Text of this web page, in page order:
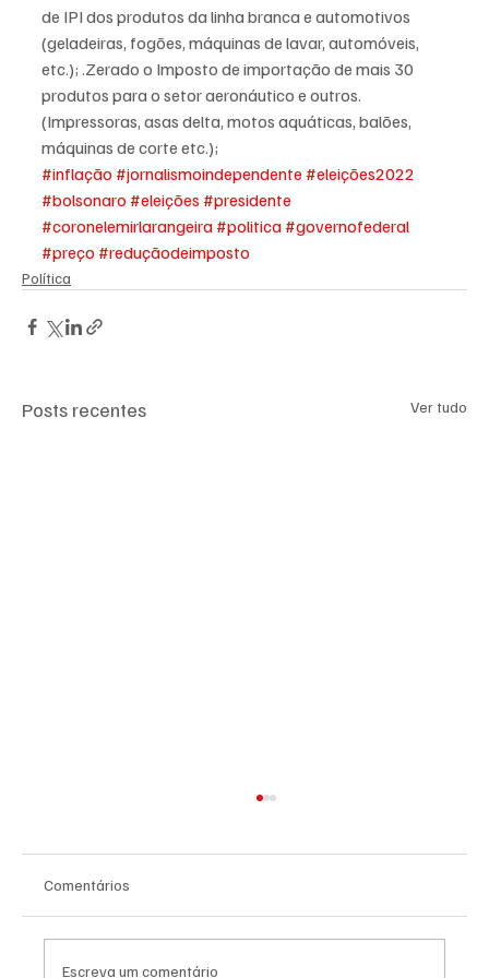
de IPI dos produtos da linha branca e automotivos
(geladeiras, fogões, máquinas de lavar, automóveis,
etc.); .Zerado o Imposto de importação de mais 30
produtos para o setor aeronáutico e outros.
(Impressoras, asas delta, motos aquáticas, balões,
máquinas de corte etc.);
#inflação #jornalismoindependente #eleições2022
#bolsonaro #eleições #presidente
#coronelemirlarangeira #politica #governofederal
#preço #reduçãodeimposto
Política
Posts recentes Ver tudo
Comentários
Escreva um comentário